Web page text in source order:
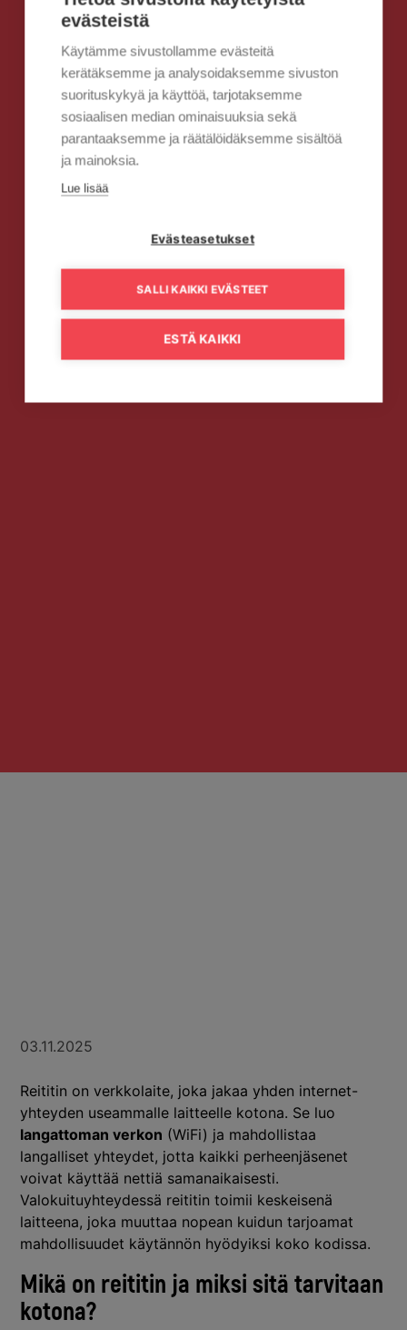
03.11.2025
Reititin on verkkolaite, joka jakaa yhden internet-
yhteyden useammalle laitteelle kotona. Se luo
langattoman verkon (WiFi) ja mahdollistaa
langalliset yhteydet, jotta kaikki perheenjäsenet
voivat käyttää nettiä samanaikaisesti.
Valokuituyhteydessä reititin toimii keskeisenä
laitteena, joka muuttaa nopean kuidun tarjoamat
mahdollisuudet käytännön hyödyiksi koko kodissa.
Mikä on reititin ja miksi sitä tarvitaan
kotona?
evästeistä
Käytämme sivustollamme evästeitä
kerätäksemme ja analysoidaksemme sivuston
suorituskykyä ja käyttöä, tarjotaksemme
sosiaalisen median ominaisuuksia sekä
parantaaksemme ja räätälöidäksemme sisältöä
ja mainoksia.
Lue lisää
Evästeasetukset
SALLI KAIKKI EVÄSTEET
ESTÄ KAIKKI